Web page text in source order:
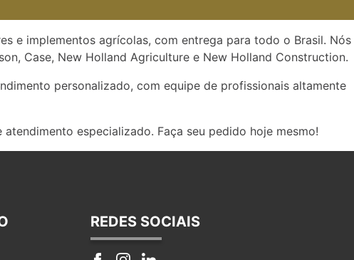
e implementos agrícolas, com entrega para todo o Brasil. Nós
Case, New Holland Agriculture e New Holland Construction.
personalizado, com equipe de profissionais altamente
especializado. Faça seu pedido hoje mesmo!
REDES SOCIAIS